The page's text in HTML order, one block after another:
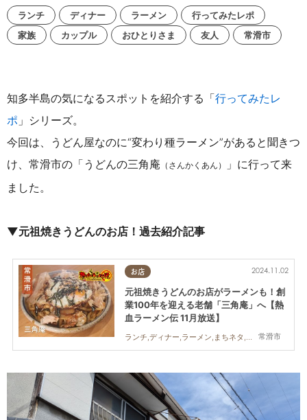
ランチ ディナー ラーメン
行ってみたレポ
家族
カップル おひとりさま 友人 常滑市
知多半島の気になるスポットを紹介する「行ってみたレ
ポ 」シリーズ。
今回は、うどん屋なのに“変わり種ラーメン”があると聞きつ
け、常滑市の「うどんの三角庵 （さんかくあん）
」に行って来
ました。
▼元祖焼きうどんのお店！過去紹介記事
お店
常滑市
2024.11.02
元祖焼きうどんのお店がラーメンも！創
業100年を迎える老舗「三角庵」へ【熱
血ラーメン伝 11月放送】
ランチ,ディナー,ラーメン,まちネタ,連載